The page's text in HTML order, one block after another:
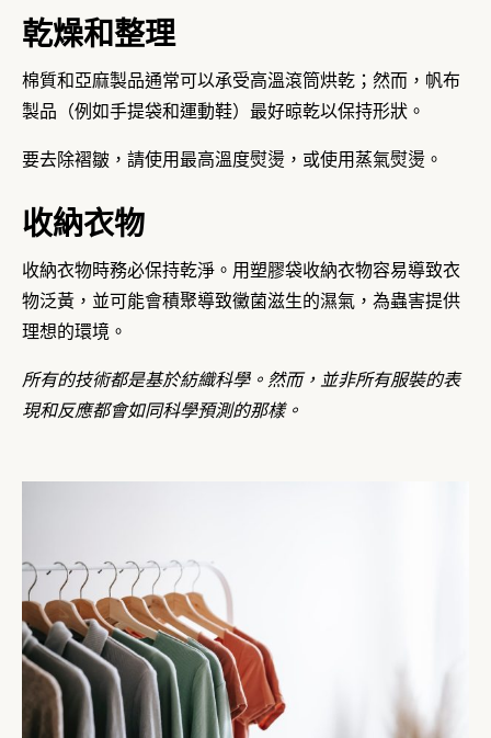
乾燥和整理
棉質和亞麻製品通常可以承受高溫滾筒烘乾；然而，帆布
製品（例如手提袋和運動鞋）最好晾乾以保持形狀。
要去除褶皺，請使用最高溫度熨燙，或使用蒸氣熨燙。
收納衣物
收納衣物時務必保​​持乾淨。用塑膠袋收納衣物容易導致衣
物泛黃，並可能會積聚導致黴菌滋生的濕氣，為蟲害提供
理想的環境。
所有的技術都是基於紡織科學。然而，並非所有服裝的表
現和反應都會如同科學預測的那樣。